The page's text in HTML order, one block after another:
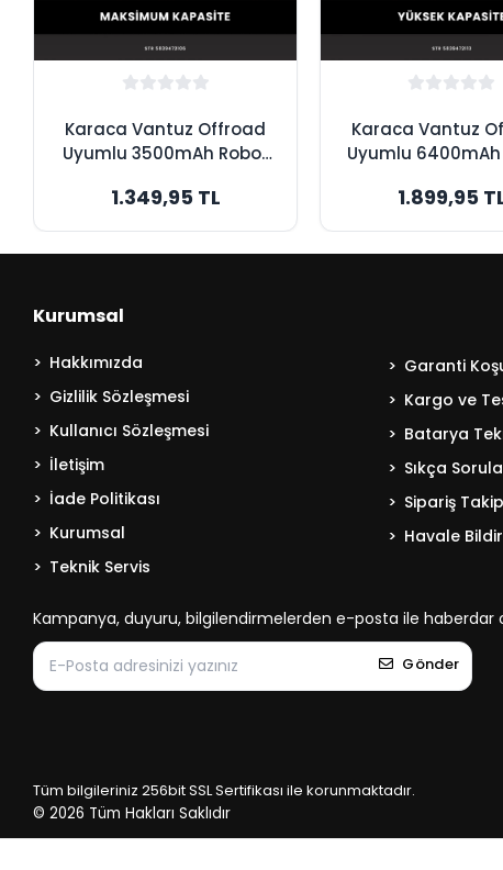
Karaca Vantuz Offroad
Uyumlu 3500mAh Robot
Maksimum Kapasite
1.349,95 TL
Karaca Vantuz
Uyumlu
Yüksek
1.899,95
Kurumsal
Hakkımızda
Gizlilik Sözleşmesi
Kullanıcı Sözleşmesi
İletişim
İade Politikası
Kurumsal
Teknik Servis
Garanti
Kargo ve
Batarya
Sıkça
Sipariş Takip
Havale
Kampanya, duyuru, bilgilendirmelerden e-posta ile haberdar
Gönder
Tüm bilgileriniz 256bit SSL Sertifikası ile korunmaktadır.
© 2026 Tüm Hakları Saklıdır